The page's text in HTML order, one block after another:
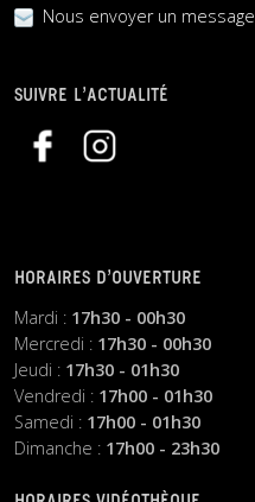
Nous envoyer un message
SUIVRE L’ACTUALITÉ
HORAIRES D’OUVERTURE
Mardi : 17h30 - 00h30
Mercredi : 17h30 - 00h30
Jeudi : 17h30 - 01h30
Vendredi : 17h00 - 01h30
Samedi : 17h00 - 01h30
Dimanche : 17h00 - 23h30